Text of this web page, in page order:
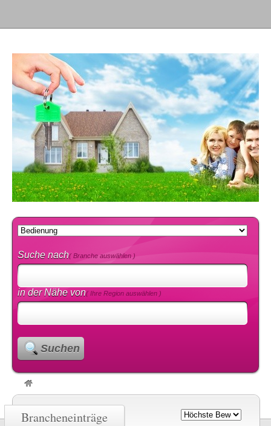
Suche nach( Branche auswählen )
in der Nähe von( Ihre Region auswählen )
Suchen
Brancheneinträge